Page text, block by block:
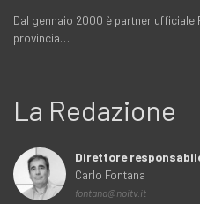
Dal gennaio 2000 è partner ufficiale
provincia…
La Redazione
Direttore
Carlo Fontana
fontana@noitv.it